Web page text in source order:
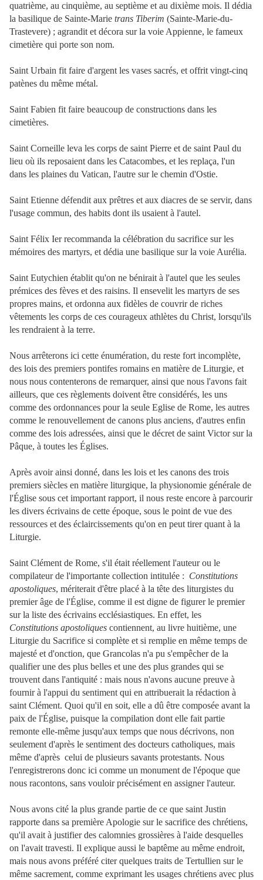
quatrième, au cinquième, au septième et au dixième mois. Il dédia
la basilique de Sainte-Marie trans Tiberim (Sainte-Marie-du-
Trastevere) ; agrandit et décora sur la voie Appienne, le fameux
cimetière qui porte son nom.
Saint Urbain fit faire d'argent les vases sacrés, et offrit vingt-cinq
patènes du même métal.
Saint Fabien fit faire beaucoup de constructions dans les
cimetières.
Saint Corneille leva les corps de saint Pierre et de saint Paul du
lieu où ils reposaient dans les Catacombes, et les replaça, l'un
dans les plaines du Vatican, l'autre sur le chemin d'Ostie.
Saint Etienne défendit aux prêtres et aux diacres de se servir, dans
l'usage commun, des habits dont ils usaient à l'autel.
Saint Félix Ier recommanda la célébration du sacrifice sur les
mémoires des martyrs, et dédia une basilique sur la voie Aurélia.
Saint Eutychien établit qu'on ne bénirait à l'autel que les seules
prémices des fèves et des raisins. Il ensevelit les martyrs de ses
propres mains, et ordonna aux fidèles de couvrir de riches
vêtements les corps de ces courageux athlètes du Christ, lorsqu'ils
les rendraient à la terre.
Nous arrêterons ici cette énumération, du reste fort incomplète,
des lois des premiers pontifes romains en matière de Liturgie, et
nous nous contenterons de remarquer, ainsi que nous l'avons fait
ailleurs, que ces règlements doivent être considérés, les uns
comme des ordonnances pour la seule Eglise de Rome, les autres
comme le renouvellement de canons plus anciens, d'autres enfin
comme des lois adressées, ainsi que le décret de saint Victor sur la
Pâque, à toutes les Églises.
Après avoir ainsi donné, dans les lois et les canons des trois
premiers siècles en matière liturgique, la physionomie générale de
l'Église sous cet important rapport, il nous reste encore à parcourir
les divers écrivains de cette époque, sous le point de vue des
ressources et des éclaircissements qu'on en peut tirer quant à la
Liturgie.
Saint Clément de Rome, s'il était réellement l'auteur ou le
compilateur de l'importante collection intitulée : Constitutions
apostoliques, mériterait d'être placé à la tête des liturgistes du
premier âge de l'Église, comme il est digne de figurer le premier
sur la liste des écrivains ecclésiastiques. En effet, les
Constitutions apostoliques contiennent, au livre huitième, une
Liturgie du Sacrifice si complète et si remplie en même temps de
majesté et d'onction, que Grancolas n'a pu s'empêcher de la
qualifier une des plus belles et une des plus grandes qui se
trouvent dans l'antiquité : mais nous n'avons aucune preuve à
fournir à l'appui du sentiment qui en attribuerait la rédaction à
saint Clément. Quoi qu'il en soit, elle a dû être composée avant la
paix de l'Église, puisque la compilation dont elle fait partie
remonte elle-même jusqu'aux temps que nous décrivons, non
seulement d'après le sentiment des docteurs catholiques, mais
même d'après celui de plusieurs savants protestants. Nous
l'enregistrerons donc ici comme un monument de l'époque que
nous racontons, sans vouloir précisément en assigner l'auteur.
Nous avons cité la plus grande partie de ce que saint Justin
rapporte dans sa première Apologie sur le sacrifice des chrétiens,
qu'il avait à justifier des calomnies grossières à l'aide desquelles
on l'avait travesti. Il explique aussi le baptême au même endroit,
mais nous avons préféré citer quelques traits de Tertullien sur le
même sacrement, comme exprimant les usages chrétiens avec plus